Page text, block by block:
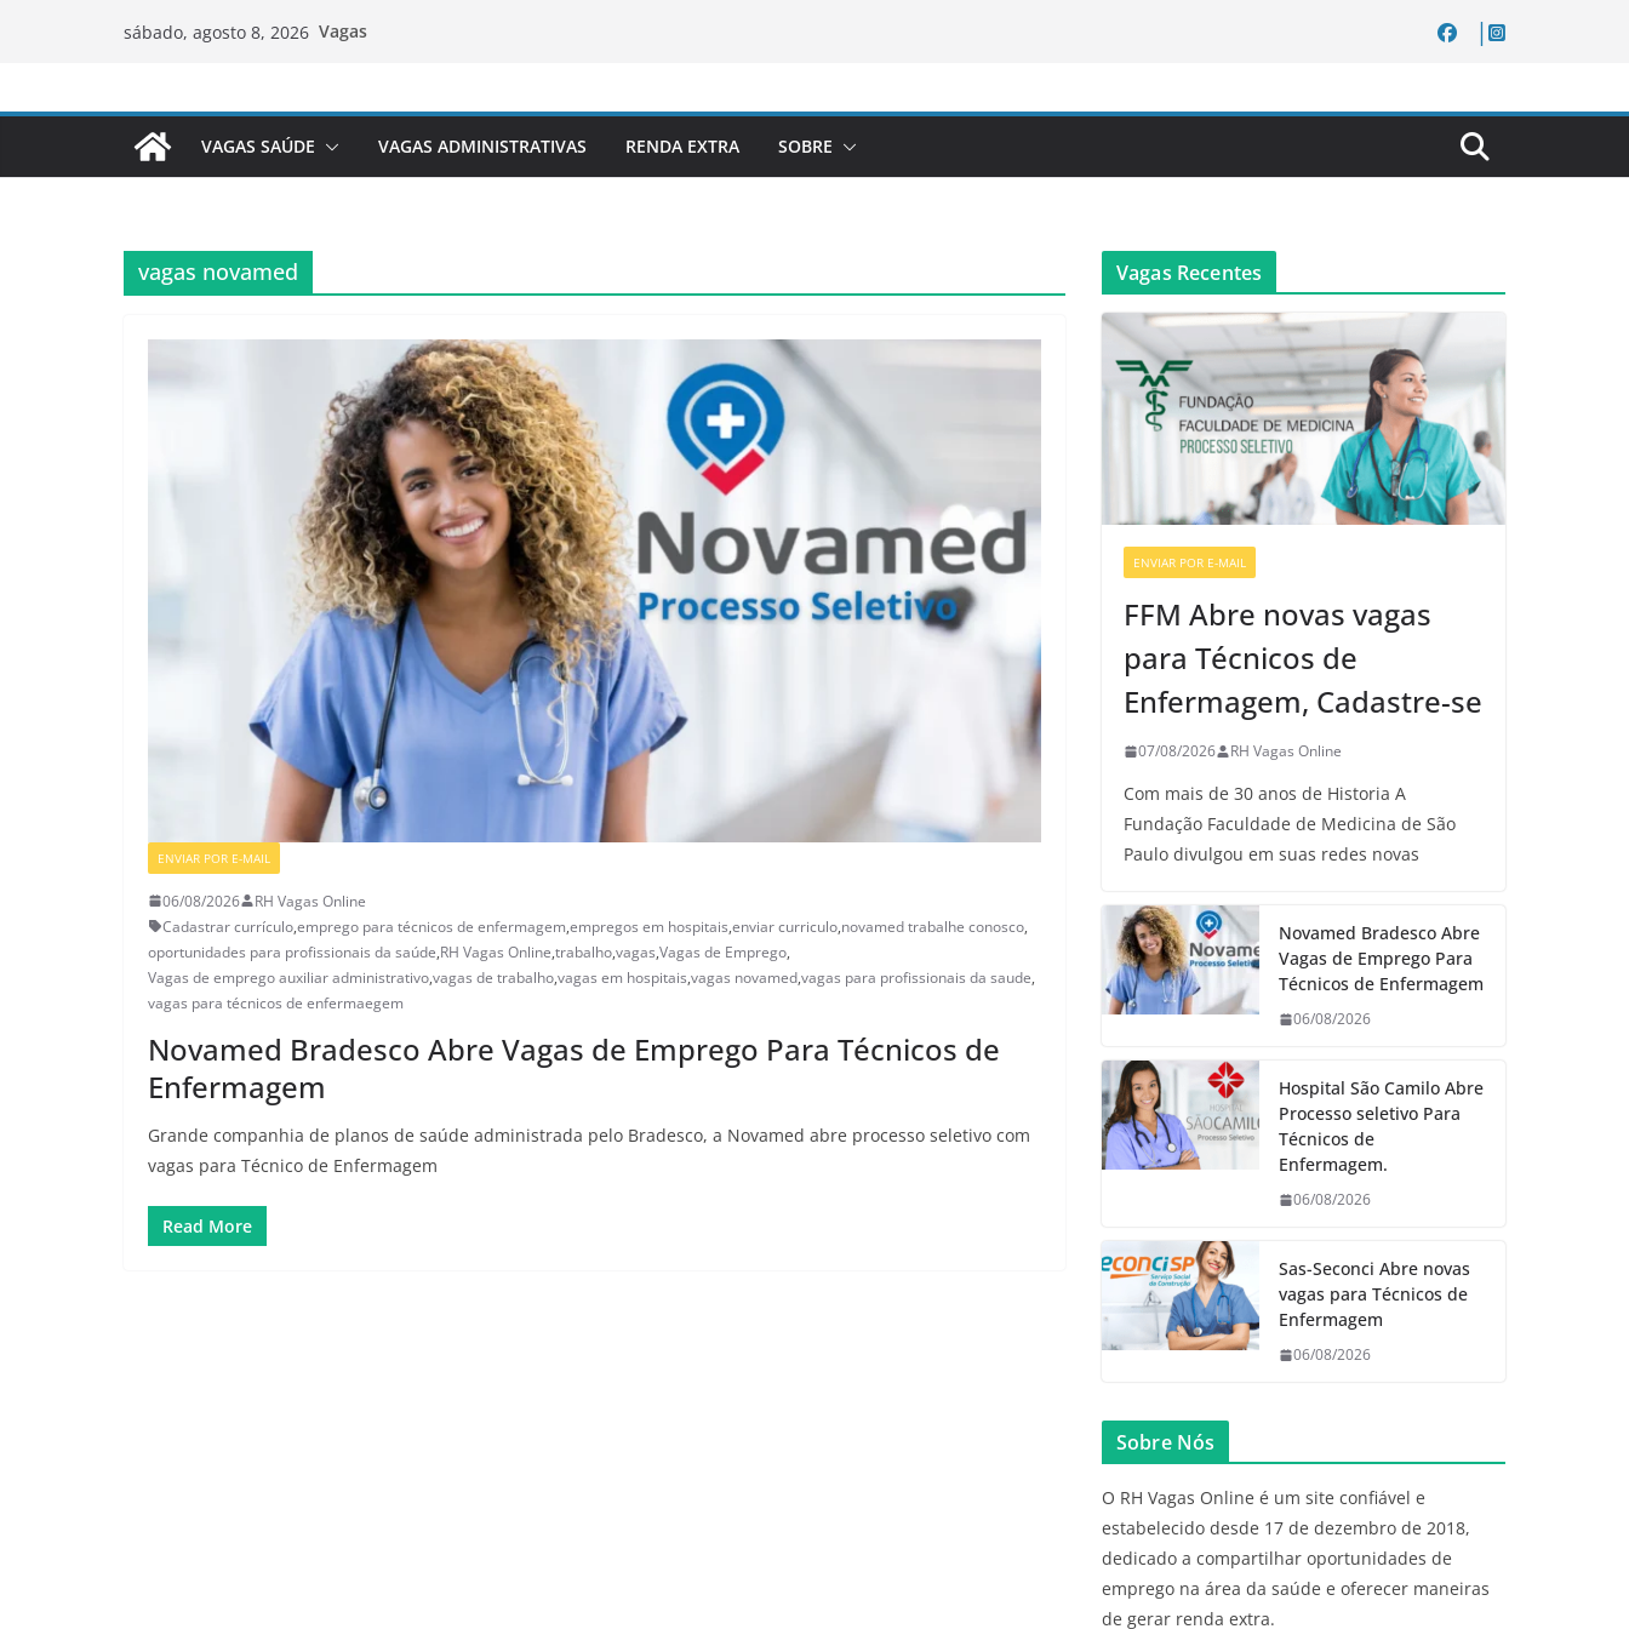
conteúdo
sábado, agosto 8, 2026 Vagas
VAGAS SAÚDE VAGAS ADMINISTRATIVAS RENDA EXTRA SOBRE
vagas novamed
ENVIAR POR E-MAIL
06/08/2026
RH Vagas Online
Cadastrar currículo,emprego para técnicos de enfermagem,empregos em hospitais,enviar curriculo,novamed trabalhe conosco,
oportunidades para profissionais da saúde,RH Vagas Online,trabalho,vagas,Vagas de Emprego,
Vagas de emprego auxiliar administrativo,vagas de trabalho,vagas em hospitais,vagas novamed,vagas para profissionais da saude,
vagas para técnicos de enfermaegem
Novamed Bradesco Abre Vagas de Emprego Para Técnicos de
Enfermagem
Grande companhia de planos de saúde administrada pelo Bradesco, a Novamed abre processo seletivo com
vagas para Técnico de Enfermagem
Read More
Vagas Recentes
ENVIAR POR E-MAIL
FFM Abre novas vagas
para Técnicos de
Enfermagem, Cadastre-se
07/08/2026 RH Vagas Online
Com mais de 30 anos de Historia A
Fundação Faculdade de Medicina de São
Paulo divulgou em suas redes novas
Novamed Bradesco Abre
Vagas de Emprego Para
Técnicos de Enfermagem
06/08/2026
Hospital São Camilo Abre
Processo seletivo Para
Técnicos de
Enfermagem.
06/08/2026
Sas-Seconci Abre novas
vagas para Técnicos de
Enfermagem
06/08/2026
Sobre Nós
O RH Vagas Online é um site confiável e
estabelecido desde 17 de dezembro de 2018,
dedicado a compartilhar oportunidades de
emprego na área da saúde e oferecer maneiras
de gerar renda extra.